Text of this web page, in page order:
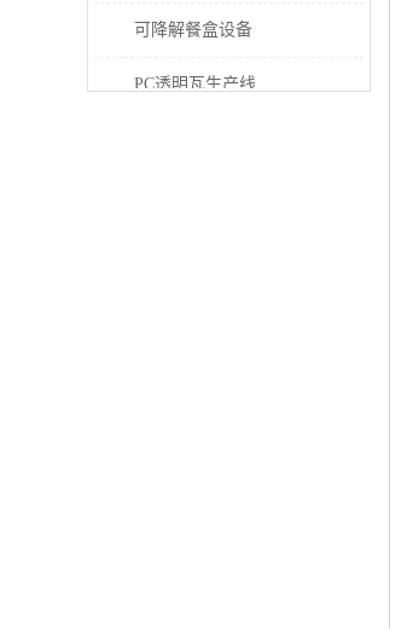
可降解餐盒设备
PC透明瓦生产线